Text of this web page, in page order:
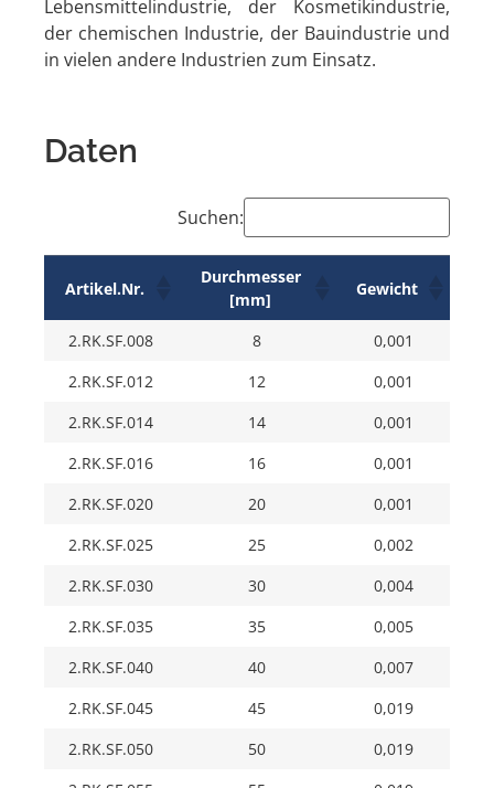
Lebensmittelindustrie, der Kosmetikindustrie,
der chemischen Industrie, der Bauindustrie und
in vielen andere Industrien zum Einsatz.
Daten
Suchen:
Artikel.Nr.
Durchmesser
[mm]
Gewicht
2.RK.SF.008 8
0,001
2.RK.SF.012
12
0,001
2.RK.SF.014
14
0,001
2.RK.SF.016
16
0,001
2.RK.SF.020
20
0,001
2.RK.SF.025
25
0,002
2.RK.SF.030
30
0,004
2.RK.SF.035
35
0,005
2.RK.SF.040
40
0,007
2.RK.SF.045
45
0,019
2.RK.SF.050
50
0,019